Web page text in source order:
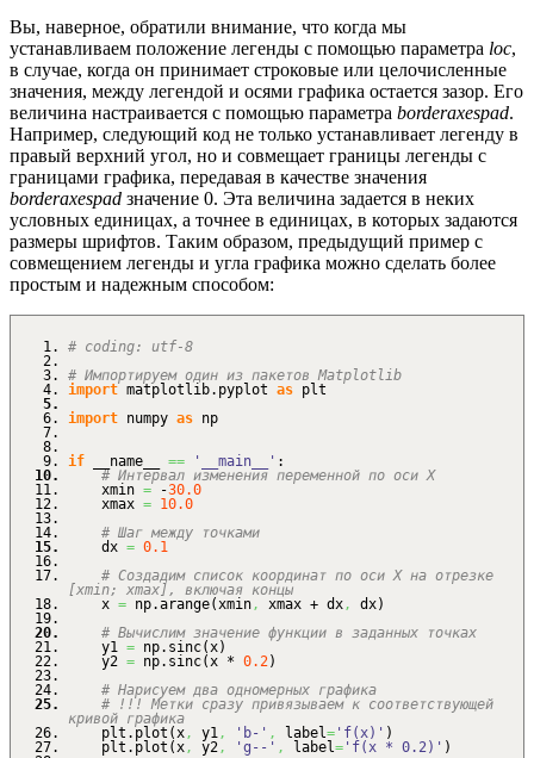
Вы, наверное, обратили внимание, что когда мы
устанавливаем положение легенды с помощью параметра loc,
в случае, когда он принимает строковые или целочисленные
значения, между легендой и осями графика остается зазор. Его
величина настраивается с помощью параметра borderaxespad.
Например, следующий код не только устанавливает легенду в
правый верхний угол, но и совмещает границы легенды с
границами графика, передавая в качестве значения
borderaxespad значение 0. Эта величина задается в неких
условных единицах, а точнее в единицах, в которых задаются
размеры шрифтов. Таким образом, предыдущий пример с
совмещением легенды и угла графика можно сделать более
простым и надежным способом:
# coding: utf-8
# Импортируем один из пакетов Matplotlib
import matplotlib. pyplot as plt
import numpy as np
if __name__ == '__main__' :
# Интервал изменения переменной по оси X
xmin = -30.0
xmax = 10.0
# Шаг между точками
dx = 0.1
# Создадим список координат по оси X на отрезке
[xmin; xmax], включая концы
x = np.arange(xmin, xmax + dx, dx)
# Вычислим значение функции в заданных точках
y1 = np. sinc(x)
y2 = np. sinc(x * 0.2)
# Нарисуем два одномерных графика
# !!! Метки сразу привязываем к соответствующей
кривой графика
plt. plot (x, y1, 'b-' , label= 'f(x)' )
plt. plot (x, y2, 'g--' , label= 'f(x * 0.2)' )